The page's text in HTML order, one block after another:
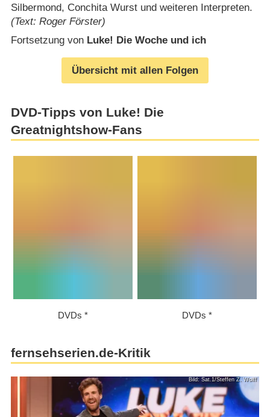
Silbermond, Conchita Wurst und weiteren Interpreten.
(Text: Roger Förster)
Fortsetzung von Luke! Die Woche und ich
Übersicht mit allen Folgen
DVD-Tipps von Luke! Die
Greatnightshow-Fans
DVDs DVDs
fernsehserien.de-Kritik
Bild: Sat.1/Steffen Z. Wolff